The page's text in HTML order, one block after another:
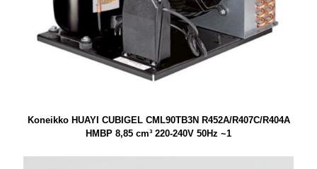
Koneikko HUAYI CUBIGEL CML90TB3N R452A/R407C/R404A
HMBP 8,85 cm³ 220-240V 50Hz ~1